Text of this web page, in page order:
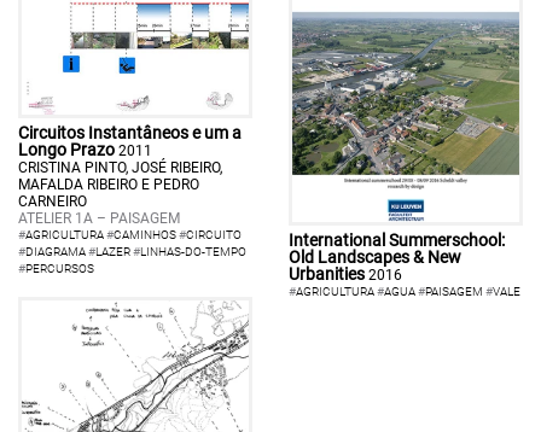
Circuitos Instantâneos e um a
Longo Prazo 2011
CRISTINA PINTO, JOSÉ RIBEIRO,
MAFALDA RIBEIRO E PEDRO
CARNEIRO
ATELIER 1A – PAISAGEM
#AGRICULTURA#CAMINHOS#CIRCUITO
#DIAGRAMA#LAZER#LINHAS-DO-TEMPO
#PERCURSOS
International Summerschool:
Old Landscapes & New
Urbanities 2016
#AGRICULTURA#AGUA#PAISAGEM #VALE